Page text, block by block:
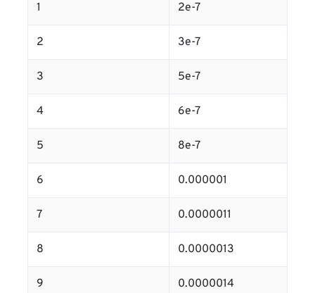
1 2e-7
2 3e-7
3 5e-7
4 6e-7
5 8e-7
6 0.000001
7 0.0000011
8 0.0000013
9 0.0000014